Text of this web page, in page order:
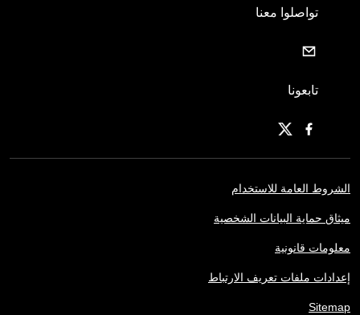
تواصلوا معنا
تابعونا
الشروط العامة للاستخدام
ميثاق حماية البيانات الشخصية
معلومات قانونية
إعدادات ملفات تعريف الارتباط
Sitemap